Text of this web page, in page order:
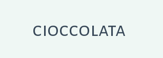
cioccolata